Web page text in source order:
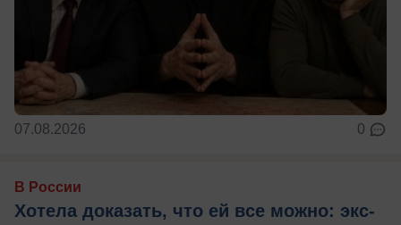
07.08.2026 0
В России
Хотела доказать, что ей все можно: экс-